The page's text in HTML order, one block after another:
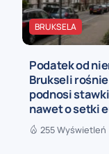
BRUKSELA
Podatek od
Brukseli
podnosi
nawet o setki
255 Wyświetleń